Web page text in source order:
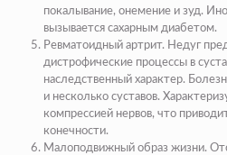
покалывание, онемение и зуд.
вызывается сахарным диабетом.
Ревматоидный артрит. Недуг
дистрофические процессы в
наследственный характер.
и несколько суставов.
компрессией нервов, что
конечности.
Малоподвижный образ жизни.